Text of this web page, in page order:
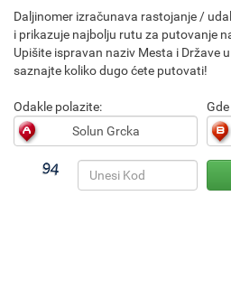
Daljinomer izračunava rastojanje /
i prikazuje najbolju rutu za putovanje
Upišite ispravan naziv Mesta i Države
saznajte koliko dugo ćete putovati!
Odakle polazite: